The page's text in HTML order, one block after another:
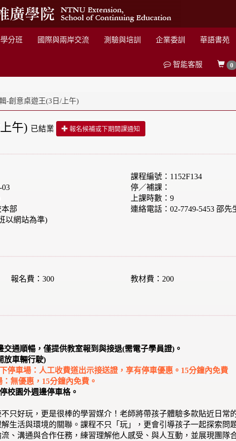
分班 國際與兩岸交流 測驗與培訓 企業委訓 華語書苑
0
智能客服
-創意桌遊王(3日/上午)
午) 已結業 報名候補或下期開課通知
課程編號：1152F134
03
停／補課：
上課時數：9
部
連絡電話：02-7749-5453 邵先
以網站為準)
報名費：300 教材費：200
通順暢，僅提供教室報到與接退(需電子學員證)。
放車輛行駛)
停車場：人工收費道出示接送證，享有停車優惠。15分鐘內免費
無優惠，15分鐘內免費。
校園外週邊停車格。
只好玩，更是很棒的學習媒介！老師將帶孩子體驗多款貼近日常
生活與環境的關聯。課程不只「玩」，更會引導孩子一起探索問
、溝通與合作任務，練習理解他人感受、與人互動，並展現團隊